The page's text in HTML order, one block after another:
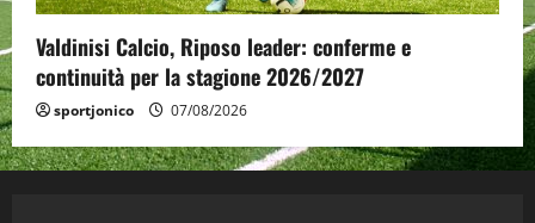
Valdinisi Calcio, Riposo leader: conferme e
continuità per la stagione 2026/2027
sportjonico 07/08/2026